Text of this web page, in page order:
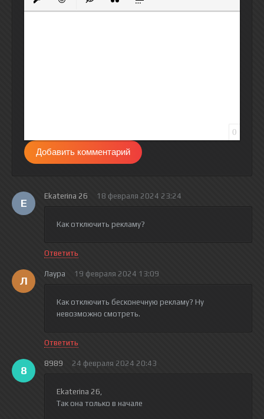
Вставить защищенную ссылку
Вставить смайлик
Вставка скрытого текста
Вставка цитаты
Вставка спойлера
0
Добавить комментарий
E
Ekaterina 26 18 февраля 2024 23:24
Как отключить рекламу?
Ответить
Л
Лаура 19 февраля 2024 13:09
Как отключить бесконечную рекламу? Ну
невозможно смотреть.
Ответить
8
8989 24 февраля 2024 20:43
Ekaterina 26,
Так она только в начале